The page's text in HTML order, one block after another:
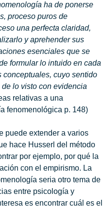
ha de ponerse
proceso puros de
una perfecta claridad,
y aprehender sus
esenciales que se
formular lo intuido en cada
cuyo sentido
lo visto con evidencia
relativas a una
fenomenológica p. 148)
puede extender a varios
hace Husserl del método
por ejemplo, por qué la
con el empirismo. La
seria otro tema de
entre psicología y
es encontrar cuál es el